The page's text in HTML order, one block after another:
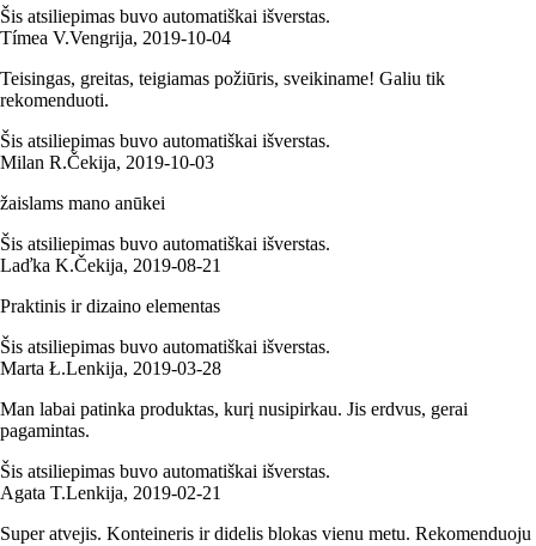
Šis atsiliepimas buvo automatiškai išverstas.
Tímea V.Vengrija, 2019‑10‑04
Teisingas, greitas, teigiamas požiūris, sveikiname! Galiu tik
rekomenduoti.
Šis atsiliepimas buvo automatiškai išverstas.
Milan R.Čekija, 2019‑10‑03
žaislams mano anūkei
Šis atsiliepimas buvo automatiškai išverstas.
Laďka K.Čekija, 2019‑08‑21
Praktinis ir dizaino elementas
Šis atsiliepimas buvo automatiškai išverstas.
Marta Ł.Lenkija, 2019‑03‑28
Man labai patinka produktas, kurį nusipirkau. Jis erdvus, gerai
pagamintas.
Šis atsiliepimas buvo automatiškai išverstas.
Agata T.Lenkija, 2019‑02‑21
Super atvejis. Konteineris ir didelis blokas vienu metu. Rekomenduoju